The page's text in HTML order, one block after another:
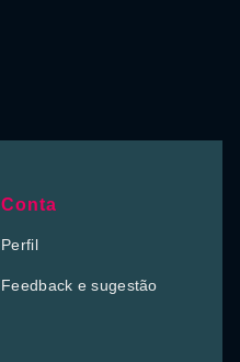
Conta
Perfil
Feedback e sugestão